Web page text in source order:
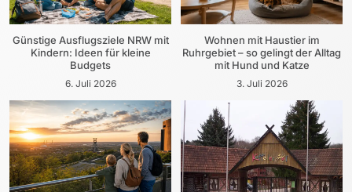
Günstige Ausflugsziele NRW mit
Kindern: Ideen für kleine
Budgets
6. Juli 2026
Wohnen mit Haustier im
Ruhrgebiet – so gelingt der Alltag
mit Hund und Katze
3. Juli 2026